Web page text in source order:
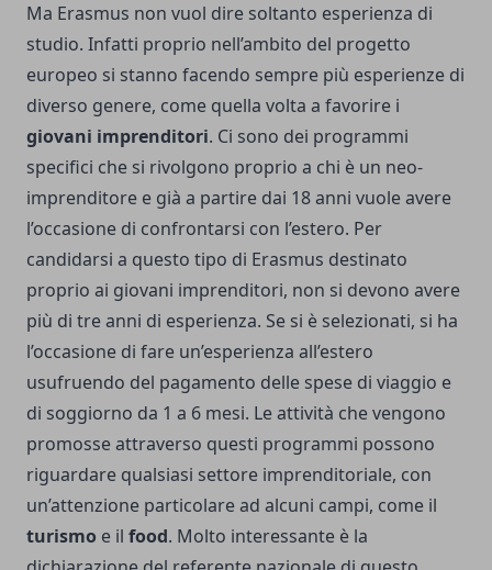
Ma Erasmus non vuol dire soltanto esperienza di
studio. Infatti proprio nell’ambito del progetto
europeo si stanno facendo sempre più esperienze di
diverso genere, come quella volta a favorire i
giovani imprenditori. Ci sono dei programmi
specifici che si rivolgono proprio a chi è un neo-
imprenditore e già a partire dai 18 anni vuole avere
l’occasione di confrontarsi con l’estero. Per
candidarsi a questo tipo di Erasmus destinato
proprio ai giovani imprenditori, non si devono avere
più di tre anni di esperienza. Se si è selezionati, si ha
l’occasione di fare un’esperienza all’estero
usufruendo del pagamento delle spese di viaggio e
di soggiorno da 1 a 6 mesi. Le attività che vengono
promosse attraverso questi programmi possono
riguardare qualsiasi settore imprenditoriale, con
un’attenzione particolare ad alcuni campi, come il
turismo e il food. Molto interessante è la